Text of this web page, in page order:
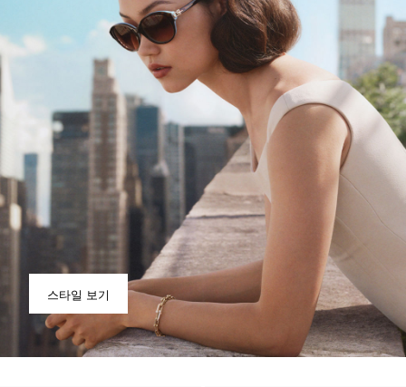
스타일 보기